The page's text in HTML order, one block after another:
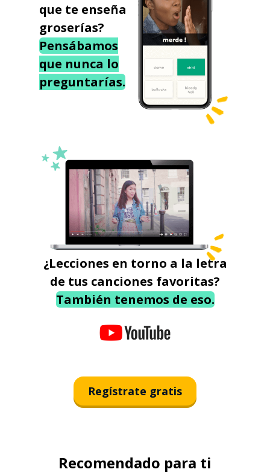
que te enseña
groserías?
Pensábamos
que nunca lo
preguntarías.
¿Lecciones en torno a la letra
de tus canciones favoritas?
También tenemos de eso.
Regístrate gratis
Recomendado para ti